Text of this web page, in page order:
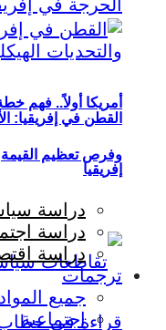
أمريكا أولاً.. فهم
إفريقيا
القطن في إفريقيا:
وفرص تعظيم القيمة
دراسة
دراسة
دراسة
ترجمات
جميع المواد
اجتماعية